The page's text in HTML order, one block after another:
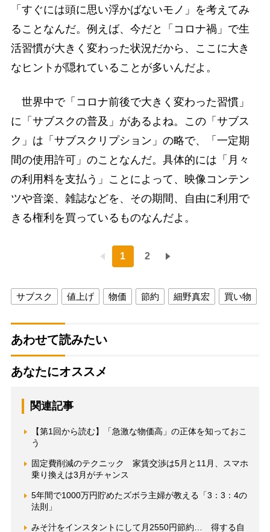
「すぐには頭に思い浮かばないモノ」を考えてみ
ることなんだ。例えば、今だと「コロナ禍」で生
活習慣が大きく変わった状況だから、ここに大き
なヒントが隠れていることが多いんだよ。
世界中で「コロナ前後で大きく変わった習慣」
に「サブスクの普及」があるよね。この「サブス
ク」は「サブスクリプション」の略で、「一定期
間の使用許可」のことなんだ。具体的には「月々
の利用料を支払う」ことによって、映像コンテン
ツや音楽、雑誌などを、その期間、自由に利用で
きる権利を買っているものなんだよ。
1 2
サブスク 値上げ 物価 節約 細野真宏 買い物
あわせて読みたい
あなたにオススメ
関連記事
【第1回から読む】「急激な物価高」の正体を知っておこ
う
固定費削減のテクニック 家賃交渉は5月と11月、スマホ
乗り換えは3月がチャンス
5年間で1000万円貯めたズボラ主婦が教える「3：3：4の
法則」
みそ汁をインスタントにして月2550円節約… 得する自